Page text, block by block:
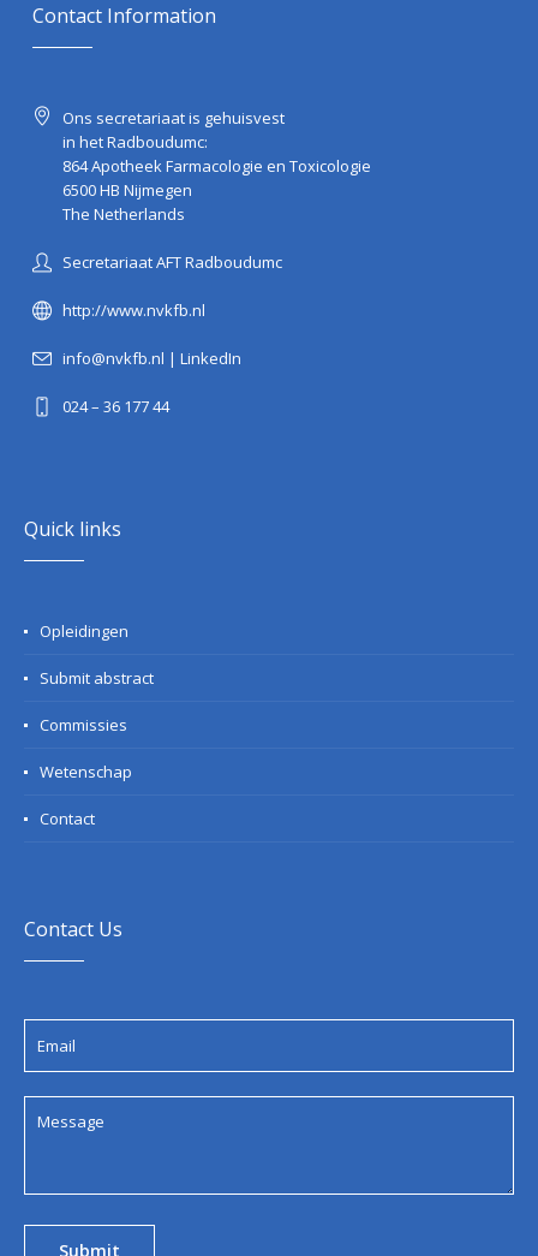
Contact Information
Ons secretariaat is gehuisvest
in het Radboudumc:
864 Apotheek Farmacologie en Toxicologie
6500 HB Nijmegen
The Netherlands
Secretariaat AFT Radboudumc
http://www.nvkfb.nl
info@nvkfb.nl |LinkedIn
024 – 36 177 44
Quick links
Opleidingen
Submit abstract
Commissies
Wetenschap
Contact
Contact Us